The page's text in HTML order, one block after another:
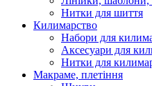
Нитки для шиття
Килимарство
Набори для
Аксесуари для
Нитки для
Макраме, плетіння